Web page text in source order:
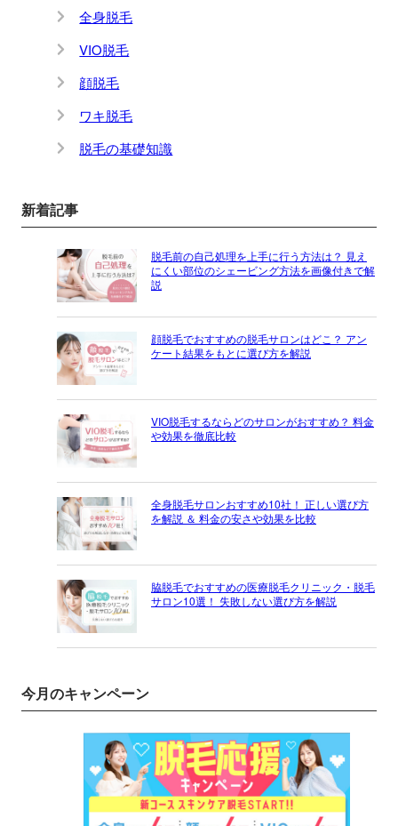
全身脱毛
VIO脱毛
顔脱毛
ワキ脱毛
脱毛の基礎知識
新着記事
脱毛前の自己処理を上手に行う方法は？ 見え
にくい部位のシェービング方法を画像付きで解
説
顔脱毛でおすすめの脱毛サロンはどこ？ アン
ケート結果をもとに選び方を解説
VIO脱毛するならどのサロンがおすすめ？ 料金
や効果を徹底比較
全身脱毛サロンおすすめ10社！ 正しい選び方
を解説 ＆ 料金の安さや効果を比較
脇脱毛でおすすめの医療脱毛クリニック・脱毛
サロン10選！ 失敗しない選び方を解説
今月のキャンペーン